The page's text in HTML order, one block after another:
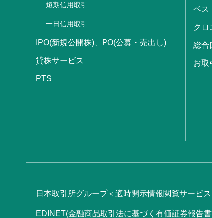
短期信用取引
一日信用取引
IPO(新規公開株)、PO(公募・売出し)
貸株サービス
PTS
ベス
クロ
総合
お取
日本取引所グループ＜適時開示情報閲覧サービス
EDINET(金融商品取引法に基づく有価証券報告